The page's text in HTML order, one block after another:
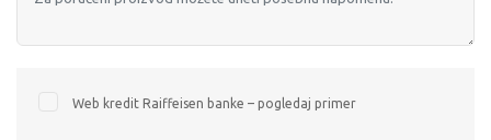
Web kredit Raiffeisen banke – pogledaj primer